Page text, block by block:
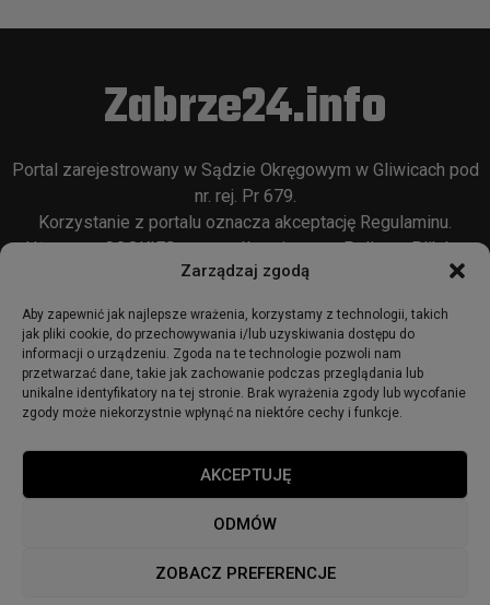
Zarządzaj zgodą
Aby zapewnić jak najlepsze wrażenia, korzystamy z technologii, takich
jak pliki cookie, do przechowywania i/lub uzyskiwania dostępu do
informacji o urządzeniu. Zgoda na te technologie pozwoli nam
przetwarzać dane, takie jak zachowanie podczas przeglądania lub
unikalne identyfikatory na tej stronie. Brak wyrażenia zgody lub wycofanie
zgody może niekorzystnie wpłynąć na niektóre cechy i funkcje.
AKCEPTUJĘ
ODMÓW
ZOBACZ PREFERENCJE
Zabrze24.info
Portal zarejestrowany w Sądzie Okręgowym w Gliwicach pod
nr. rej. Pr 679.
Korzystanie z portalu oznacza akceptację Regulaminu.
Używamy COOKIES w sposób opisany wPolityce Plików
Cookie
© 2018 - zabrze24.info.
Polityka Prywatności
Polityka cookies